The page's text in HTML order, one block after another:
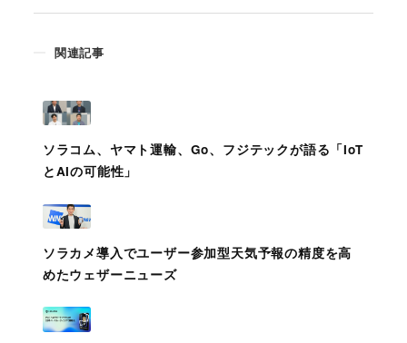
関連記事
ソラコム、ヤマト運輸、Go、フジテックが語る「IoT
とAIの可能性」
ソラカメ導入でユーザー参加型天気予報の精度を高
めたウェザーニューズ